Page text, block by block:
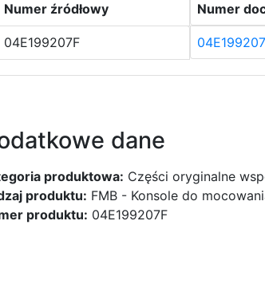
Numer źródłowy Numer
04E199207F
dane
produktowa: Części oryginalne
produktu: FMB - Konsole do
produktu: 04E199207F